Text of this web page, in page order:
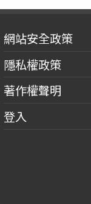
網站安全政策
隱私權政策
著作權聲明
登入